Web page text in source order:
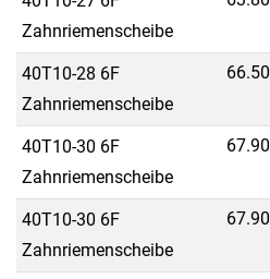
Zahnriemenscheibe
40T10-28 6F
Zahnriemenscheibe
66.50
40T10-30 6F
Zahnriemenscheibe
67.90
40T10-30 6F
Zahnriemenscheibe
67.90